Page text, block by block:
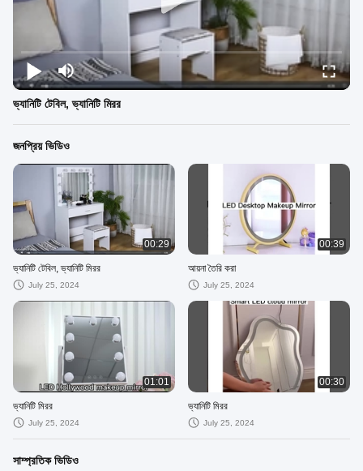
ভ্যানিটি টেবিল, ভ্যানিটি মিরর
জনপ্রিয় ভিডিও
00:29
ভ্যানিটি টেবিল, ভ্যানিটি মিরর
July 25, 2024
00:39
আয়না তৈরি করা
July 25, 2024
01:01
ভ্যানিটি মিরর
July 25, 2024
00:30
ভ্যানিটি মিরর
July 25, 2024
সাম্প্রতিক ভিডিও